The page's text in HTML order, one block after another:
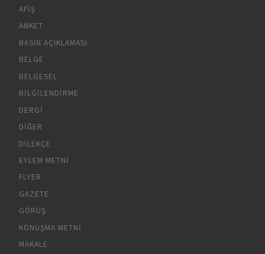
AFIŞ
ANKET
BASIN AÇIKLAMASI
BELGE
BELGESEL
BILGILENDIRME
DERGI
DIĞER
DILEKÇE
EYLEM METNI
FLYER
GAZETE
GÖRÜŞ
KONUŞMA METNI
MAKALE